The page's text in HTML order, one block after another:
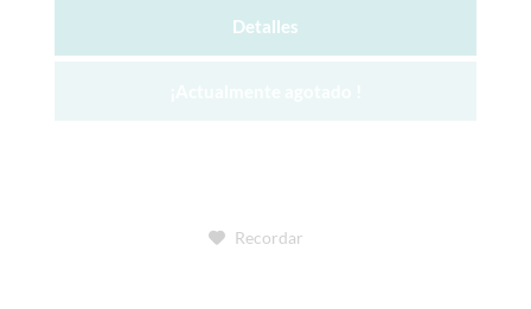
Detalles
Recordar